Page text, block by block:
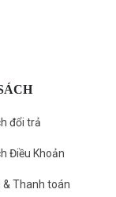
đổi trả
Điều Khoản
& Thanh toán